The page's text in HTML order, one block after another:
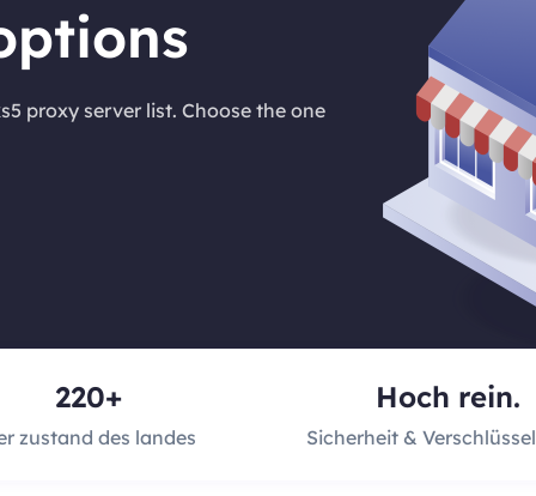
proxy server list. Choose the one
220+
zustand des landes
Hoch rein.
Sicherheit &